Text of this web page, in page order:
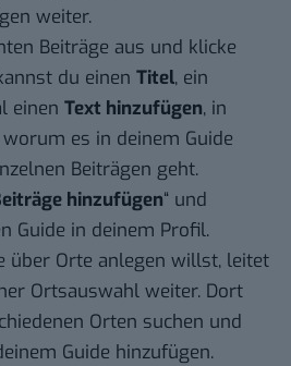
weiter.
Beiträge aus und klicke
du einen Titel, ein
einen Text hinzufügen, in
es in deinem Guide
Beiträgen geht.
hinzufügen“ und
Guide in deinem Profil.
über Orte anlegen willst, leitet
Ortsauswahl weiter. Dort
Orten suchen und
Guide hinzufügen.